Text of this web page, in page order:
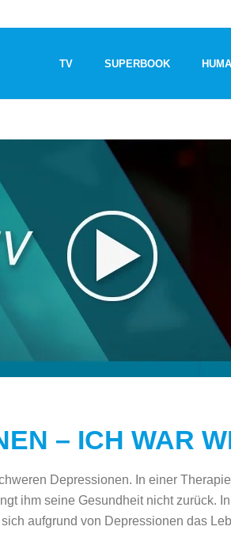
TV SUPERBOOK
– ICH WAR
Depressionen. In einer
ihm seine Gesundheit nicht zurück.
aufgrund von Depressionen das